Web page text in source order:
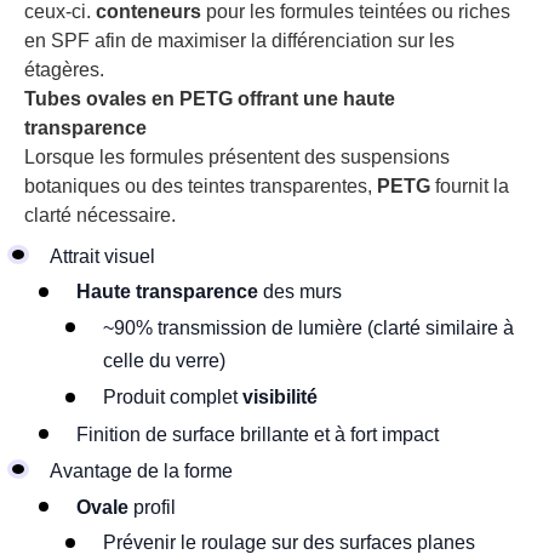
ceux-ci. conteneurs pour les formules teintées ou riches
en SPF afin de maximiser la différenciation sur les
étagères.
Tubes ovales en PETG offrant une haute
transparence
Lorsque les formules présentent des suspensions
botaniques ou des teintes transparentes, PETG fournit la
clarté nécessaire.
Attrait visuel
Haute transparence des murs
~90% transmission de lumière (clarté similaire à
celle du verre)
Produit completvisibilité
Finition de surface brillante et à fort impact
Avantage de la forme
Ovale profil
Prévenir le roulage sur des surfaces planes